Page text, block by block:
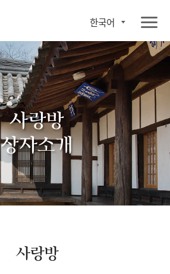
한국어
사랑방
상자소개
사랑방